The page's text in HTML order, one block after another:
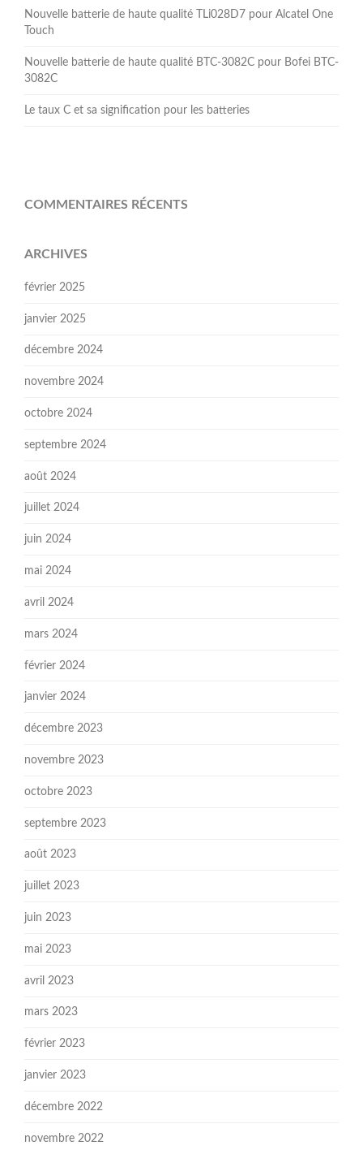
Nouvelle batterie de haute qualité TLi028D7 pour Alcatel One
Touch
Nouvelle batterie de haute qualité BTC-3082C pour Bofei BTC-
3082C
Le taux C et sa signification pour les batteries
COMMENTAIRES RÉCENTS
ARCHIVES
février 2025
janvier 2025
décembre 2024
novembre 2024
octobre 2024
septembre 2024
août 2024
juillet 2024
juin 2024
mai 2024
avril 2024
mars 2024
février 2024
janvier 2024
décembre 2023
novembre 2023
octobre 2023
septembre 2023
août 2023
juillet 2023
juin 2023
mai 2023
avril 2023
mars 2023
février 2023
janvier 2023
décembre 2022
novembre 2022